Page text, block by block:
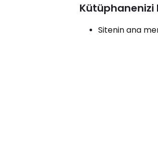
Kütüphanenizi
Sitenin ana